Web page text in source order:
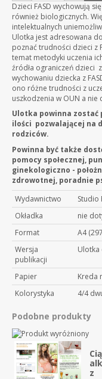
Dzieci FASD wychowują
również biologicznych.
intelektualnych
Ulotka jest adresowana
poznać trudności dzieci z
temat metodyki uczenia
źródła ograniczeń dzieci
wychowaniu dziecka z
ono różne trudności z
uszkodzenia w OUN a nie
Ulotka powinna zostać
ilości pozwalającej na
rodziców.
Powinna być także
pomocy społecznej,
ginekologiczno -
zdrowotnej, poradnie
Wydawnictwo
Studio
Okładka
nie
Format
A4
Wersja
publikacji
Ulotka
Papier
Kreda
Kolorystyka
4/4
Podobne produkty
z